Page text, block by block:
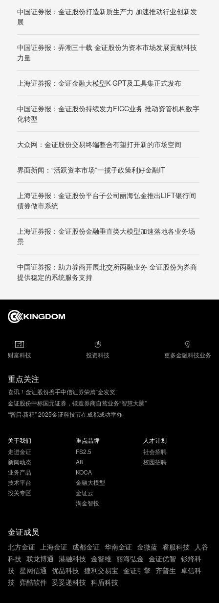
中国证券报：金证股份打造新质生产力 加速推动行业创新发
展
中国证券报：弄潮三十载 金证股份为资本市场发展贡献科技
力量
上海证券报：金证金融大模型K-GPT及工具集正式发布
中国证券报：金证股份持续发力FICC业务 推动资管机构数字
化转型
大众网：金证股份交易终端整合有望打开新的市场空间
界面新闻：“活跃资本市场”一揽子政策利好金融IT
上海证券报：金证股份平台子公司丽海弘金推出LIFT银行间
债券做市系统
上海证券报：金证股份金融垂直类大模型加速落地各业务场
景
中国证券报：助力券商开展北交所两融业务 金证股份为券商
提供稳定的系统服务支持
财富科技 投资科技 更多金融科技业务
重点关注
喜讯！金证股份携手中信证券荣膺“金发奖”
金证股份中标国元证券，锻造券商自营业务“智慧大脑”
“智启·新程” 2025金证科技节在成都成功举办
关于我们
走进金证
新闻动态
业务产品
技术平台
投关专区
重点品牌
FS2.5
A8
KOCA
金融大模型
金证云
淘金智投
人才计划
社会招聘
校园招聘
金证成员
北方金证 上海金证 成都金证 华南金证 金微蓝 睿服科技 人谷
科技 联龙博通 港融科技 金智维 丽海弘金 金证优智 钐烽科
技 星网信通 优品科技 捷利交易宝 金证引擎 齐普生 卓信科
技 弈酷软件 妥妥递科技 科盾科技